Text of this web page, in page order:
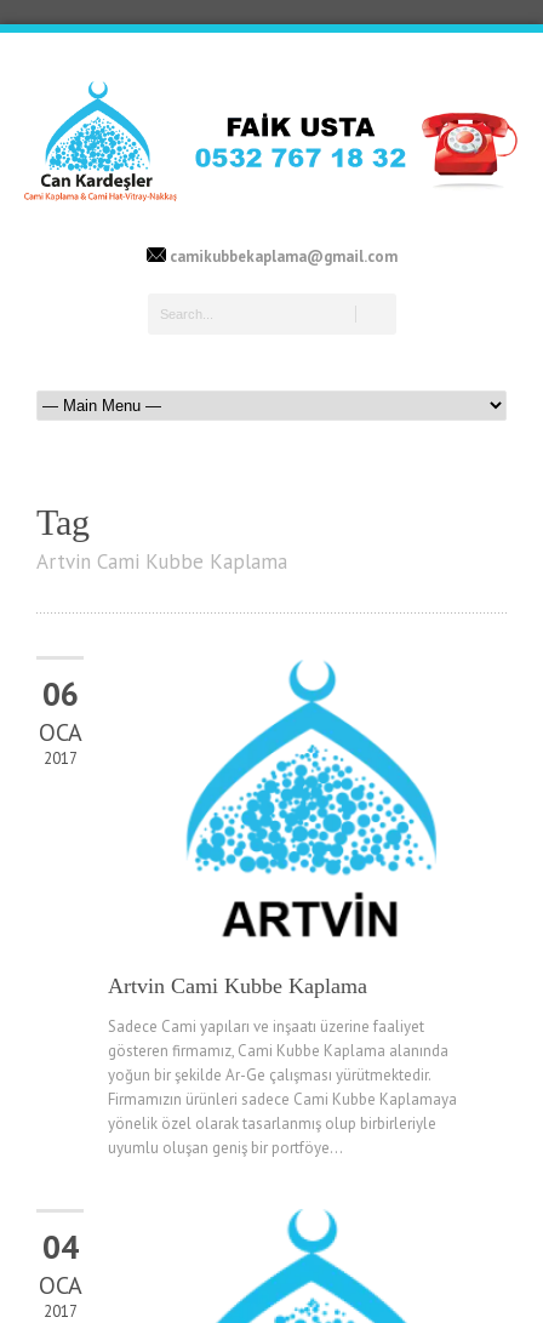
camikubbekaplama@gmail.com
Tag
Artvin Cami Kubbe Kaplama
06
OCA
2017
Artvin Cami Kubbe Kaplama
Sadece Cami yapıları ve inşaatı üzerine faaliyet
gösteren firmamız, Cami Kubbe Kaplama alanında
yoğun bir şekilde Ar-Ge çalışması yürütmektedir.
Firmamızın ürünleri sadece Cami Kubbe Kaplamaya
yönelik özel olarak tasarlanmış olup birbirleriyle
uyumlu oluşan geniş bir portföye...
04
OCA
2017